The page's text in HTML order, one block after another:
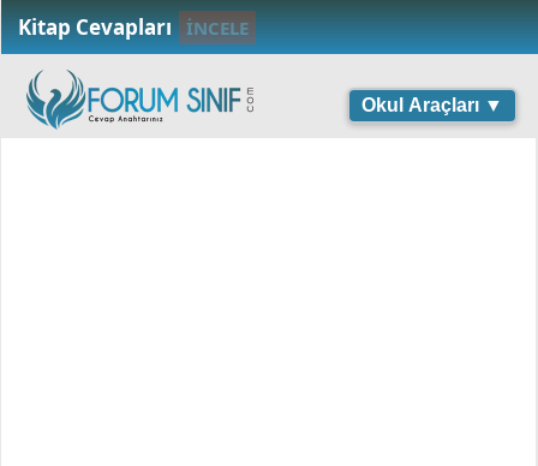
Kitap Cevapları İNCELE
Okul Araçları ▼